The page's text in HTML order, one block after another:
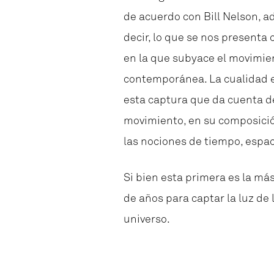
de acuerdo con Bill Nelson,
decir, lo que se nos
en la que subyace el
contemporánea. La cualidad
esta captura que da cuenta
movimiento, en su
las nociones de tiempo,
Si bien esta primera es la
de años para captar la luz
universo.